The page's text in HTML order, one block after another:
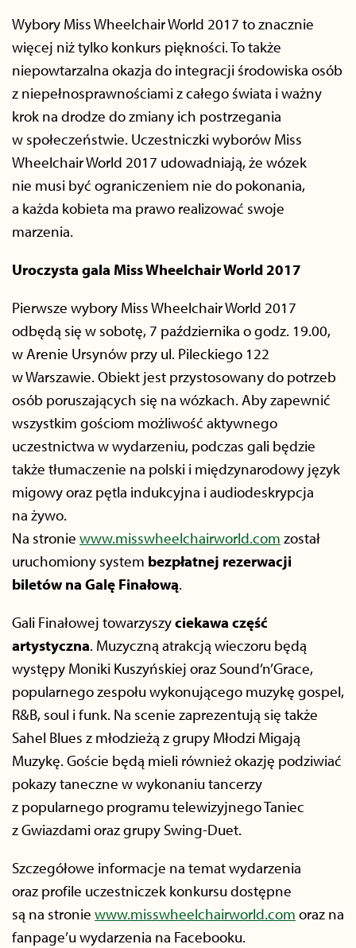
Wybory Miss Wheelchair World 2017 to znacznie
więcej niż tylko konkurs piękności. To także
niepowtarzalna okazja do integracji środowiska osób
z niepełnosprawnościami z całego świata i ważny
krok na drodze do zmiany ich postrzegania
w społeczeństwie. Uczestniczki wyborów Miss
Wheelchair World 2017 udowadniają, że wózek
nie musi być ograniczeniem nie do pokonania,
a każda kobieta ma prawo realizować swoje
marzenia.
Uroczysta gala Miss Wheelchair World 2017
Pierwsze wybory Miss Wheelchair World 2017
odbędą się w sobotę, 7 października o godz. 19.00,
w Arenie Ursynów przy ul. Pileckiego 122
w Warszawie. Obiekt jest przystosowany do potrzeb
osób poruszających się na wózkach. Aby zapewnić
wszystkim gościom możliwość aktywnego
uczestnictwa w wydarzeniu, podczas gali będzie
także tłumaczenie na polski i międzynarodowy język
migowy oraz pętla indukcyjna i audiodeskrypcja
na żywo.
Na stronie www.misswheelchairworld.com został
uruchomiony system bezpłatnej rezerwacji
biletów na Galę Finałową.
Gali Finałowej towarzyszyciekawa część
artystyczna. Muzyczną atrakcją wieczoru będą
występy Moniki Kuszyńskiej oraz Sound’n’Grace,
popularnego zespołu wykonującego muzykę gospel,
R&B, soul i funk. Na scenie zaprezentują się także
Sahel Blues z młodzieżą z grupy Młodzi Migają
Muzykę. Goście będą mieli również okazję podziwiać
pokazy taneczne w wykonaniu tancerzy
z popularnego programu telewizyjnego Taniec
z Gwiazdami oraz grupy Swing-Duet.
Szczegółowe informacje na temat wydarzenia
oraz profile uczestniczek konkursu dostępne
są na stronie www.misswheelchairworld.com oraz na
fanpage’u wydarzenia na Facebooku.